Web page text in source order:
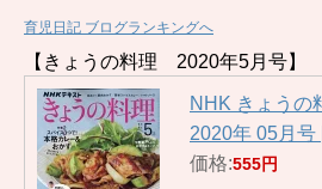
育児日記 ブログランキングへ
【きょうの料理 2020年5月号】
NHK きょうの
2020年 05月号
価格:555円